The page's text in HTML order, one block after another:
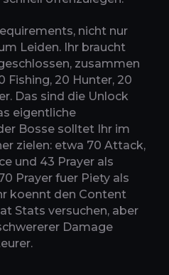
nicht nur
Leiden. Ihr braucht
zusammen
Fishing, 20 Hunter, 20
Das sind die Unlock
eigentliche
Bosse solltet Ihr im
zielen: etwa 70 Attack,
und 43 Prayer als
Prayer fuer Piety als
koennt den Content
Stats versuchen, aber
Damage